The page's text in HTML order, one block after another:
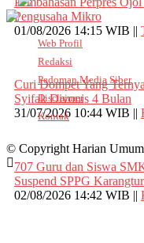
Pengusaha Mikro
01/08/2026 14:15 WIB ||
Curi Dompet Yang
Syifak Divonis 4 Bulan
31/07/2026 10:44 WIB ||
707 Guru dan Siswa
Suspend SPPG
02/08/2026 14:42 WIB ||
Web Profil
Redaksi
Pedoman Media Siber
Disclaimer
Kontak
© Copyright Harian